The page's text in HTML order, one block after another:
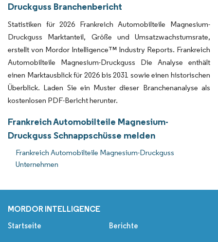
Druckguss Branchenbericht
Statistiken für 2026 Frankreich Automobilteile Magnesium-
Druckguss Marktanteil, Größe und Umsatzwachstumsrate,
erstellt von Mordor Intelligence™ Industry Reports. Frankreich
Automobilteile Magnesium-Druckguss Die Analyse enthält
einen Marktausblick für 2026 bis 2031 sowie einen historischen
Überblick. Laden Sie ein Muster dieser Branchenanalyse als
kostenlosen PDF-Bericht herunter.
Frankreich Automobilteile Magnesium-
Druckguss Schnappschüsse melden
Frankreich Automobilteile Magnesium-Druckguss
Unternehmen
MORDOR INTELLIGENCE
Startseite Berichte